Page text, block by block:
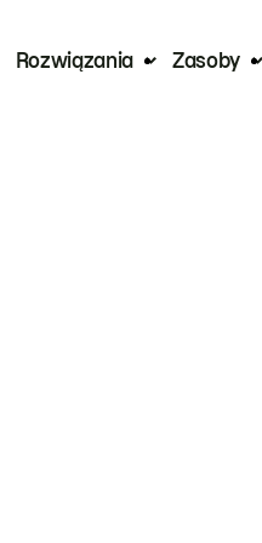
Rozwiązania Zasoby